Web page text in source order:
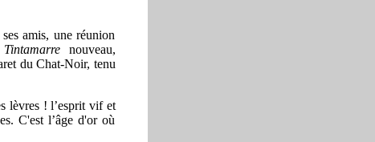
amis, une réunion
Tintamarre nouveau,
du Chat-Noir, tenu
lèvres ! l’esprit vif et
C'est l’âge d'or où